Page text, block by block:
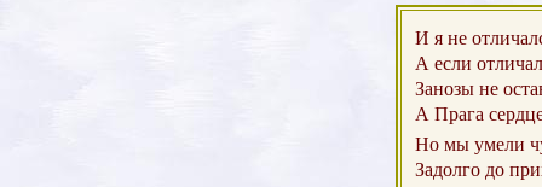
И я не
А если
Занозы не
А Прага
Но мы умели
Задолго до